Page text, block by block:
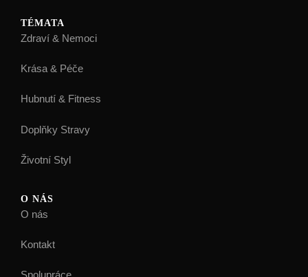
TÉMATA
Zdraví & Nemoci
Krása & Péče
Hubnutí & Fitness
Doplňky Stravy
Životní Styl
O NÁS
O nás
Kontakt